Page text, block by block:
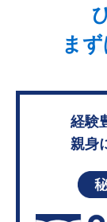
ま
経験
親身